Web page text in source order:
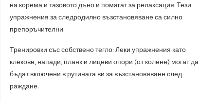
на корема и тазовото дъно и помагат за релаксация. Тези
упражнения за следродилно възстановяване са силно
препоръчителни.
Тренировки със собствено тегло: Леки упражнения като
клекове, напади, планк и лицеви опори (от колене) могат да
бъдат включени в рутината ви за възстановяване след
раждане.